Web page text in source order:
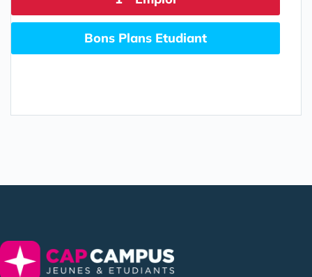
Bons Plans Etudiant